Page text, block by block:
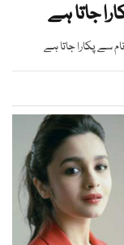
جاتا ہے
نام سے پکارا جاتا ہے